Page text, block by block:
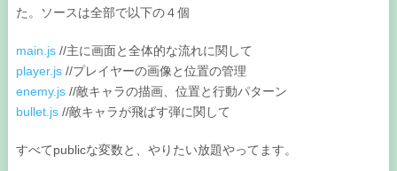
た。ソースは全部で以下の４個
main.js//主に画面と全体的な流れに関して
player.js//プレイヤーの画像と位置の管理
enemy.js//敵キャラの描画、位置と行動パターン
bullet.js//敵キャラが飛ばす弾に関して
すべてpublicな変数と、やりたい放題やってます。